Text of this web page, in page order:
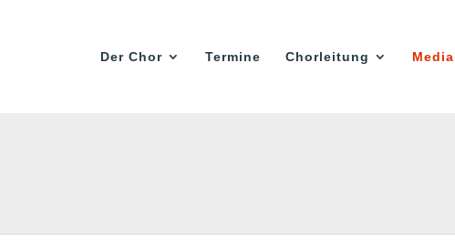
Der Chor Termine Chorleitung Media